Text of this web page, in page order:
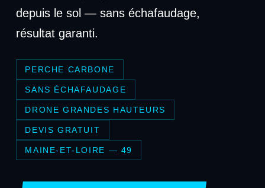
depuis le sol — sans échafaudage,
résultat garanti.
PERCHE CARBONE
SANS ÉCHAFAUDAGE
DRONE GRANDES HAUTEURS
DEVIS GRATUIT
MAINE-ET-LOIRE — 49